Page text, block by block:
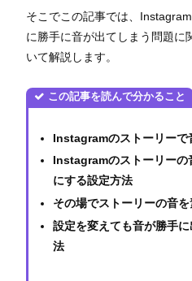
そこでこの記事では、
に勝手に音が出てしまう問題に
いて解説します。
この記事を読んで分かること
Instagramのストーリーで
Instagramのストーリーの
にする設定方法
その場でストーリーの音
設定を変えても音が勝手
法